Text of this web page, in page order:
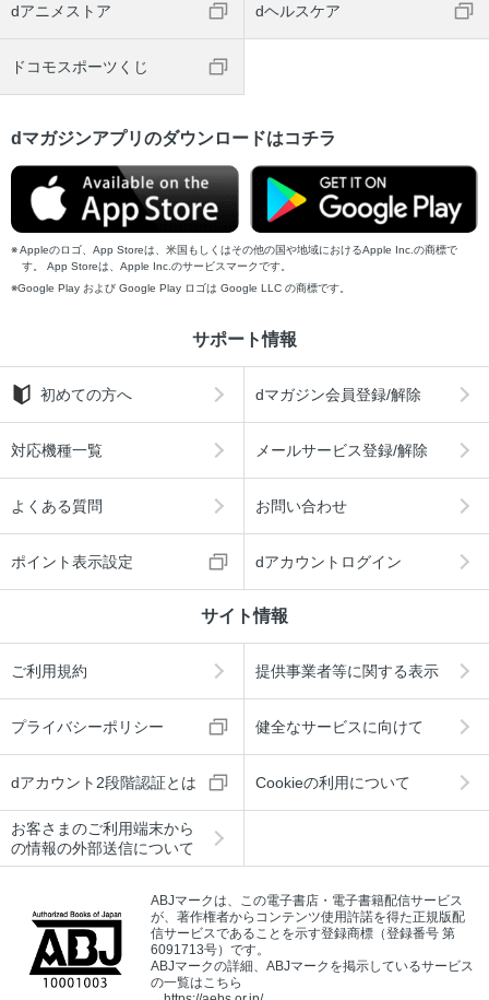
dアニメストア dヘルスケア
ドコモスポーツくじ
dマガジンアプリのダウンロードはコチラ
Appleのロゴ、App Storeは、米国もしくはその他の国や地域におけるApple Inc.の商標で
す。 App Storeは、Apple Inc.のサービスマークです。
Google Play および Google Play ロゴは Google LLC の商標です。
サポート情報
初めての方へ dマガジン会員登録/解除
対応機種一覧 メールサービス登録/解除
よくある質問 お問い合わせ
ポイント表示設定 dアカウントログイン
サイト情報
ご利用規約 提供事業者等に関する表示
プライバシーポリシー 健全なサービスに向けて
dアカウント2段階認証とは Cookieの利用について
お客さまのご利用端末から
の情報の外部送信について
ABJマークは、この電子書店・電子書籍配信サービス
が、著作権者からコンテンツ使用許諾を得た正規版配
信サービスであることを示す登録商標（登録番号 第
6091713号）です。
ABJマークの詳細、ABJマークを掲示しているサービス
の一覧はこちら